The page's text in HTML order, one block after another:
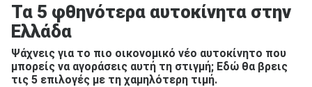
Τα 5 φθηνότερα αυτοκίνητα στην
Ελλάδα
Ψάχνεις για το πιο οικονομικό νέο αυτοκίνητο που
μπορείς να αγοράσεις αυτή τη στιγμή; Εδώ θα βρεις
τις 5 επιλογές με τη χαμηλότερη τιμή.